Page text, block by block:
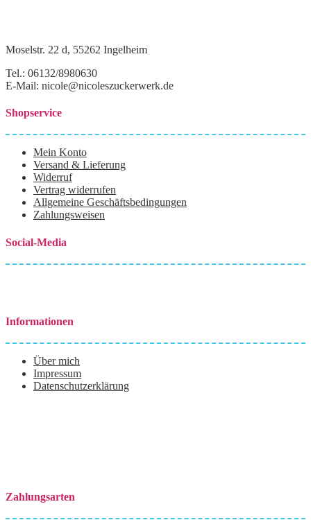
Moselstr. 22 d, 55262 Ingelheim
Tel.: 06132/8980630
E-Mail: nicole@nicoleszuckerwerk.de
Shopservice
Mein Konto
Versand & Lieferung
Widerruf
Vertrag widerrufen
Allgemeine Geschäftsbedingungen
Zahlungsweisen
Social-Media
Informationen
Über mich
Impressum
Datenschutzerklärung
Zahlungsarten